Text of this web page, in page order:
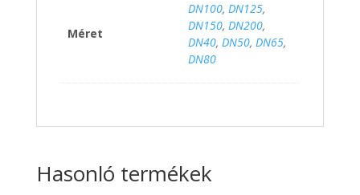
Méret
DN100, DN125,
DN150, DN200,
DN40, DN50, DN65,
DN80
Hasonló termékek